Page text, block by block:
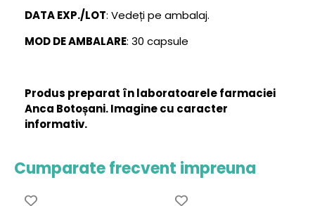
DATA EXP./LOT: Vedeți pe ambalaj.
MOD DE AMBALARE: 30 capsule
Produs preparat în laboratoarele farmaciei
Anca Botoșani. Imagine cu caracter
informativ.
Cumparate frecvent impreuna